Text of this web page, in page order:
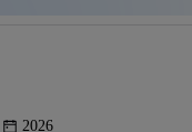
2026